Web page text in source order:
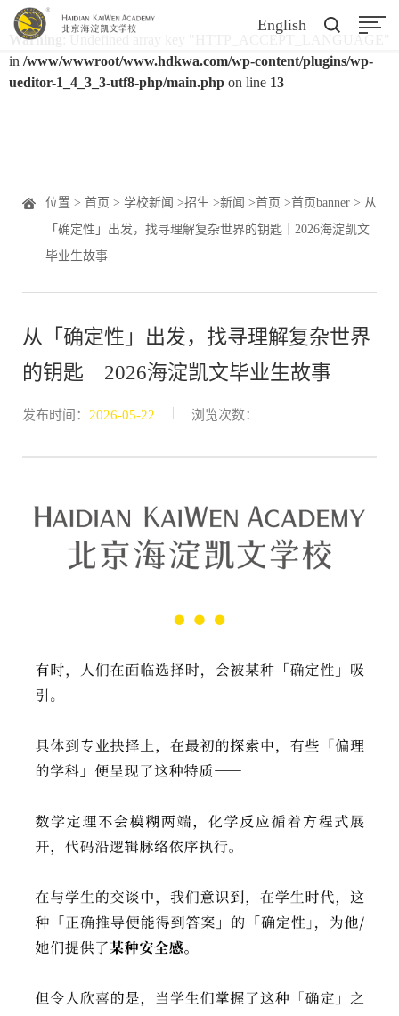
Warning
in /www/wwwroot/www.hdkwa.com/wp-content/plugins/wp-
ueditor-1_4_3_3-utf8-php/main.php on line 13
English
位置 > 首页 > 学校新闻 >招生 >新闻 >首页 >首页banner > 从
「确定性」出发，找寻理解复杂世界的钥匙｜2026海淀凯文
毕业生故事
从「确定性」出发，找寻理解复杂世界
的钥匙｜2026海淀凯文毕业生故事
发布时间： 2026-05-22 浏览次数：